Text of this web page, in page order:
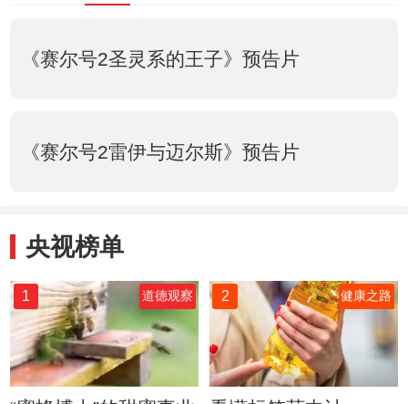
《赛尔号2圣灵系的王子》预告片
《赛尔号2雷伊与迈尔斯》预告片
央视榜单
1 道德观察 2 健康之路